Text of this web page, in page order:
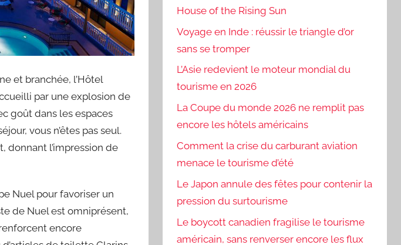
et branchée, l’Hôtel
par une explosion de
goût dans les espaces
vous n’êtes pas seul.
donnant l’impression de
Nuel pour favoriser un
de Nuel est omniprésent,
encore
House of the Rising Sun
Voyage en Inde : réussir le triangle d’or
sans se tromper
L’Asie redevient le moteur mondial du
tourisme en 2026
La Coupe du monde 2026 ne remplit pas
encore les hôtels américains
Comment la crise du carburant aviation
menace le tourisme d’été
Le Japon annule des fêtes pour contenir la
pression du surtourisme
Le boycott canadien fragilise le tourisme
américain, sans renverser encore les flux